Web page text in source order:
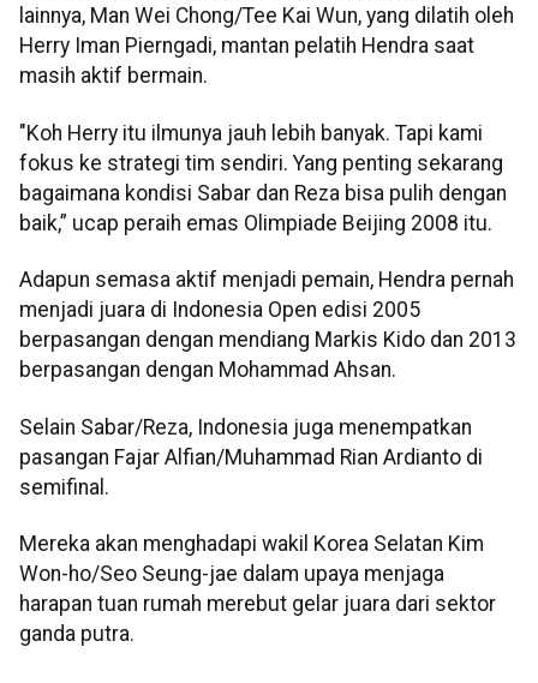
lainnya, Man Wei Chong/Tee Kai Wun, yang dilatih oleh
Herry Iman Pierngadi, mantan pelatih Hendra saat
masih aktif bermain.
"Koh Herry itu ilmunya jauh lebih banyak. Tapi kami
fokus ke strategi tim sendiri. Yang penting sekarang
bagaimana kondisi Sabar dan Reza bisa pulih dengan
baik,” ucap peraih emas Olimpiade Beijing 2008 itu.
Adapun semasa aktif menjadi pemain, Hendra pernah
menjadi juara di Indonesia Open edisi 2005
berpasangan dengan mendiang Markis Kido dan 2013
berpasangan dengan Mohammad Ahsan.
Selain Sabar/Reza, Indonesia juga menempatkan
pasangan Fajar Alfian/Muhammad Rian Ardianto di
semifinal.
Mereka akan menghadapi wakil Korea Selatan Kim
Won-ho/Seo Seung-jae dalam upaya menjaga
harapan tuan rumah merebut gelar juara dari sektor
ganda putra.